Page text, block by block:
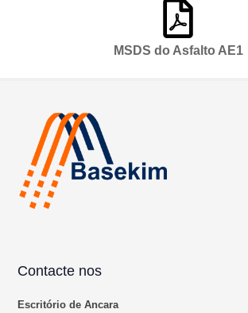
MSDS do Asfalto AE1
Contacte nos
Escritório de Ancara